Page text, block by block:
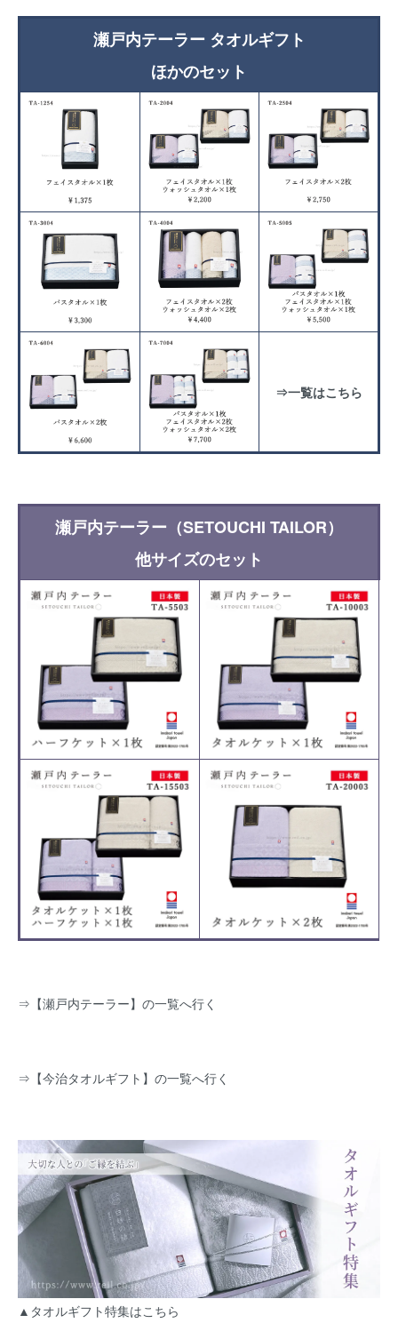
瀬戸内テーラー タオルギフト
ほかのセット
⇒一覧はこちら
瀬戸内テーラー（SETOUCHI TAILOR）
他サイズのセット
⇒ 【瀬戸内テーラー】の一覧へ行く
⇒ 【今治タオルギフト】の一覧へ行く
▲タオルギフト特集はこちら